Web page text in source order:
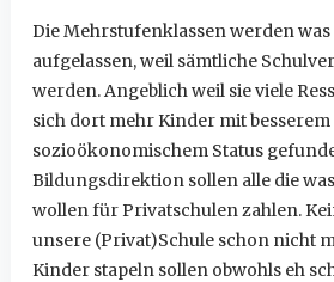
Die Mehrstufenklassen werden was
aufgelassen, weil sämtliche
werden. Angeblich weil sie viele
sich dort mehr Kinder mit besserem
sozioökonomischem Status
Bildungsdirektion sollen alle die was
wollen für Privatschulen zahlen.
unsere (Privat)Schule schon nicht
Kinder stapeln sollen obwohls eh